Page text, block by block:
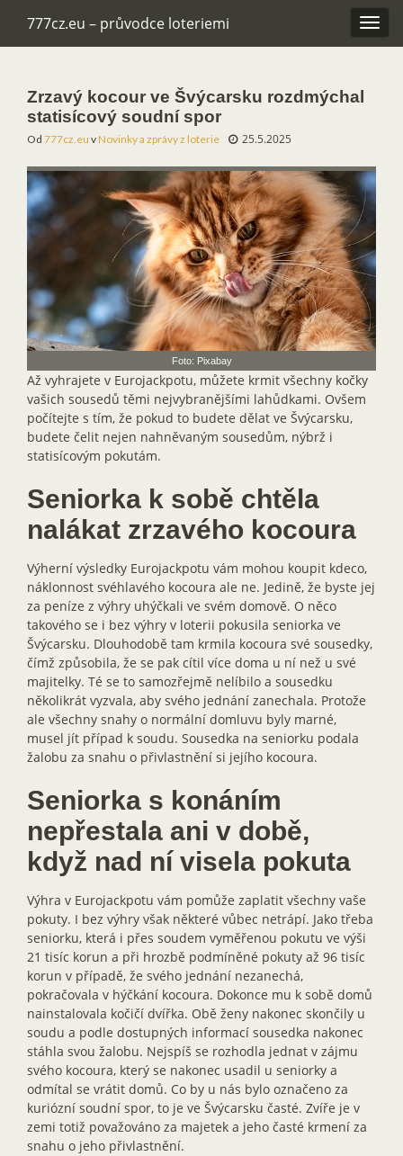
777cz.eu – průvodce loteriemi
Zrzavý kocour ve Švýcarsku rozdmýchal
statisícový soudní spor
Od 777cz.eu vNovinky a zprávy z loterie 25.5.2025
Foto: Pixabay
Až vyhrajete v Eurojackpotu, můžete krmit všechny kočky
vašich sousedů těmi nejvybranějšími lahůdkami. Ovšem
počítejte s tím, že pokud to budete dělat ve Švýcarsku,
budete čelit nejen nahněvaným sousedům, nýbrž i
statisícovým pokutám.
Seniorka k sobě chtěla
nalákat zrzavého kocoura
Výherní výsledky Eurojackpotu vám mohou koupit kdeco,
náklonnost svéhlavého kocoura ale ne. Jedině, že byste jej
za peníze z výhry uhýčkali ve svém domově. O něco
takového se i bez výhry v loterii pokusila seniorka ve
Švýcarsku. Dlouhodobě tam krmila kocoura své sousedky,
čímž způsobila, že se pak cítil více doma u ní než u své
majitelky. Té se to samozřejmě nelíbilo a sousedku
několikrát vyzvala, aby svého jednání zanechala. Protože
ale všechny snahy o normální domluvu byly marné,
musel jít případ k soudu. Sousedka na seniorku podala
žalobu za snahu o přivlastnění si jejího kocoura.
Seniorka s konáním
nepřestala ani v době,
když nad ní visela pokuta
Výhra v Eurojackpotu vám pomůže zaplatit všechny vaše
pokuty. I bez výhry však některé vůbec netrápí. Jako třeba
seniorku, která i přes soudem vyměřenou pokutu ve výši
21 tisíc korun a při hrozbě podmíněné pokuty až 96 tisíc
korun v případě, že svého jednání nezanechá,
pokračovala v hýčkání kocoura. Dokonce mu k sobě domů
nainstalovala kočičí dvířka. Obě ženy nakonec skončily u
soudu a podle dostupných informací sousedka nakonec
stáhla svou žalobu. Nejspíš se rozhodla jednat v zájmu
svého kocoura, který se nakonec usadil u seniorky a
odmítal se vrátit domů. Co by u nás bylo označeno za
kuriózní soudní spor, to je ve Švýcarsku časté. Zvíře je v
zemi totiž považováno za majetek a jeho časté krmení za
snahu o jeho přivlastnění.